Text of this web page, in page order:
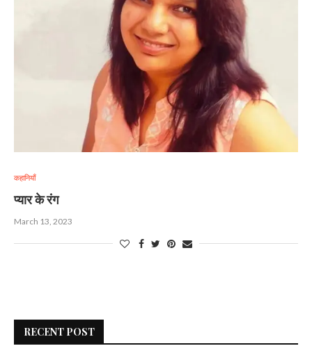
कहानियाँ
प्यार के रंग
March 13, 2023
RECENT POST